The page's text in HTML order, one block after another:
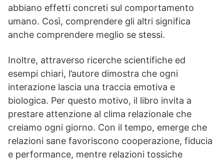
abbiano effetti concreti sul comportamento
umano. Così, comprendere gli altri significa
anche comprendere meglio se stessi.
Inoltre, attraverso ricerche scientifiche ed
esempi chiari, l’autore dimostra che ogni
interazione lascia una traccia emotiva e
biologica. Per questo motivo, il libro invita a
prestare attenzione al clima relazionale che
creiamo ogni giorno. Con il tempo, emerge che
relazioni sane favoriscono cooperazione, fiducia
e performance, mentre relazioni tossiche